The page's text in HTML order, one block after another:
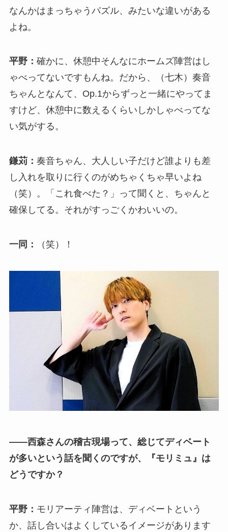
なんかはまっちゃうパズル、みたいな違いがある
よね。
平野： 確かに、休憩中そんなにホームズ陣営はし
ゃべってないですもんね。だから、（七木）奏音
ちゃんとなんて、Op.1からずっと一緒にやってま
すけど、休憩中に数えるくらいしかしゃべってな
い気がする。
鎌苅： 奏音ちゃん、大人しい子だけど誰よりも差
し入れを取りに行くのがめちゃくちゃ早いよね
（笑）。「これ食べた？」って聞くと、ちゃんと
確保してる。それがすっごくかわいいの。
一同： （笑）！
――西森さんの稽古現場って、総じてディベート
が多いという話を聞くのですが、『モリミュ』は
どうですか？
平野： モリアーティ陣営は、ディベートという
か、話し合いはよくしているイメージがあります